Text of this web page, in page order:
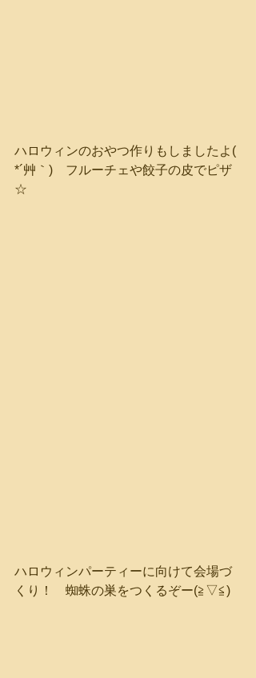
ハロウィンのおやつ作りもしましたよ(
*´艸｀)　フルーチェや餃子の皮でピザ
☆
ハロウィンパーティーに向けて会場づ
くり！　蜘蛛の巣をつくるぞー(≧▽≦)